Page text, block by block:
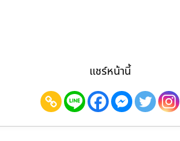
แชร์หน้านี้